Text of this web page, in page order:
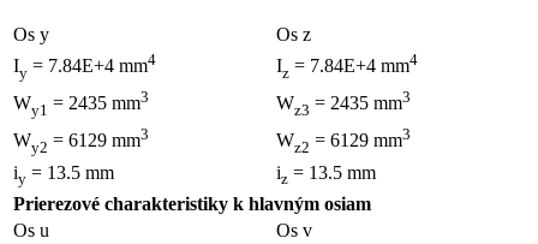
Os y
Os z
Iy = 7.84E+4 mm4 Iz = 7.84E+4 mm4
Wy1 = 2435 mm3 Wz3 = 2435 mm3
Wy2 = 6129 mm3 Wz2 = 6129 mm3
iy = 13.5 mm iz = 13.5 mm
Prierezové charakteristiky k hlavným osiam
Os u
Os v